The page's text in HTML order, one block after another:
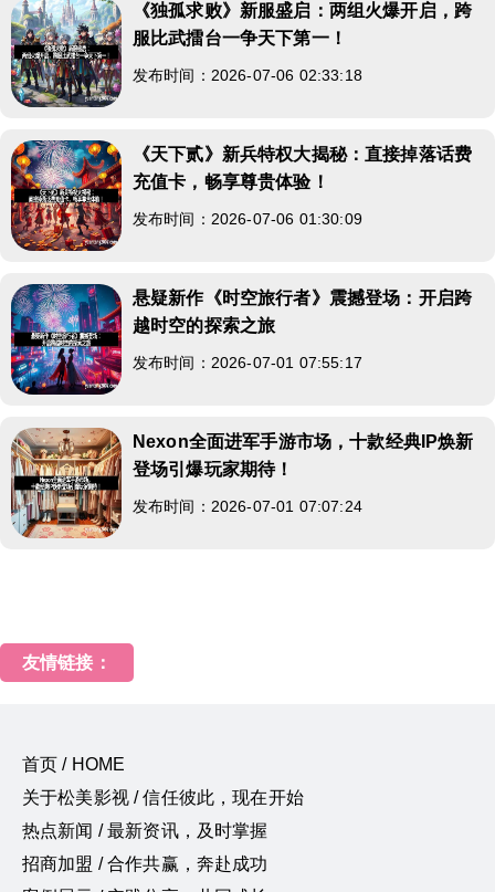
《独孤求败》新服盛启：两组火爆开启，跨
服比武擂台一争天下第一！
发布时间：2026-07-06 02:33:18
《天下贰》新兵特权大揭秘：直接掉落话费
充值卡，畅享尊贵体验！
发布时间：2026-07-06 01:30:09
悬疑新作《时空旅行者》震撼登场：开启跨
越时空的探索之旅
发布时间：2026-07-01 07:55:17
Nexon全面进军手游市场，十款经典IP焕新
登场引爆玩家期待！
发布时间：2026-07-01 07:07:24
友情链接：
首页 / HOME
关于松美影视 / 信任彼此，现在开始
热点新闻 / 最新资讯，及时掌握
招商加盟 / 合作共赢，奔赴成功